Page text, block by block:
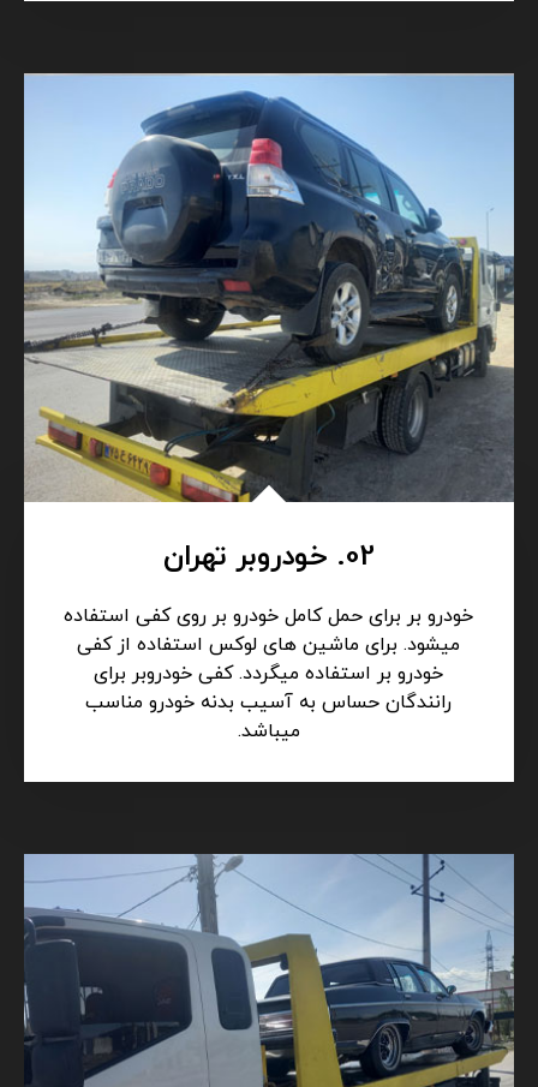
02. خودروبر تهران
خودرو بر برای حمل کامل خودرو بر روی کفی استفاده
میشود. برای ماشین های لوکس استفاده از کفی
خودرو بر استفاده میگردد. کفی خودروبر برای
رانندگان حساس به آسیب بدنه خودرو مناسب
میباشد.